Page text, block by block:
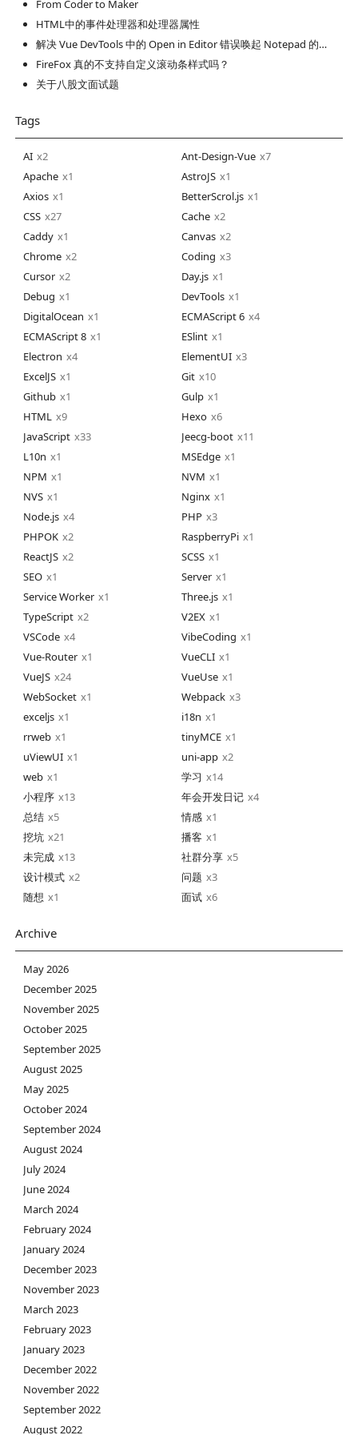
From Coder to Maker
HTML中的事件处理器和处理器属性
解决 Vue DevTools 中的 Open in Editor 错误唤起 Notepad 的问题
FireFox 真的不支持自定义滚动条样式吗？
关于八股文面试题
Tags
AI 2 Ant-Design-Vue
7
Apache
1 AstroJS
1
Axios
1 BetterScrol.js
1
CSS
27 Cache
2
Caddy
1 Canvas
2
Chrome
2 Coding
3
Cursor
2 Day.js
1
Debug
1 DevTools
1
DigitalOcean
1 ECMAScript 6
4
ECMAScript 8
1 ESlint
1
Electron
4 ElementUI
3
ExcelJS
1 Git
10
Github
1 Gulp
1
HTML
9 Hexo
6
JavaScript
33 Jeecg-boot
11
L10n
1 MSEdge
1
NPM
1 NVM
1
NVS
1 Nginx
1
Node.js
4 PHP
3
PHPOK
2 RaspberryPi
1
ReactJS
2 SCSS
1
SEO
1 Server
1
Service Worker
1 Three.js
1
TypeScript
2 V2EX
1
VSCode
4 VibeCoding
1
Vue-Router
1 VueCLI
1
VueJS
24 VueUse
1
WebSocket
1 Webpack
3
exceljs
1 i18n
1
rrweb
1 tinyMCE
1
uViewUI
1 uni-app
2
web
1 学习
14
小程序
13 年会开发日记
4
总结
5 情感
1
挖坑
21 播客
1
未完成
13 社群分享
5
设计模式
2 问题
3
随想
1 面试 6
Archive
May 2026
December 2025
November 2025
October 2025
September 2025
August 2025
May 2025
October 2024
September 2024
August 2024
July 2024
June 2024
March 2024
February 2024
January 2024
December 2023
November 2023
March 2023
February 2023
January 2023
December 2022
November 2022
September 2022
August 2022